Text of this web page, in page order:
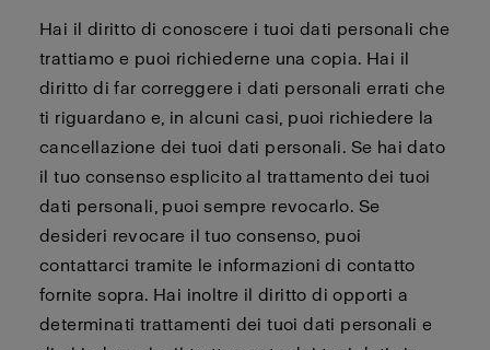
Hai il diritto di conoscere i tuoi dati personali che
trattiamo e puoi richiederne una copia. Hai il
diritto di far correggere i dati personali errati che
ti riguardano e, in alcuni casi, puoi richiedere la
cancellazione dei tuoi dati personali. Se hai dato
il tuo consenso esplicito al trattamento dei tuoi
dati personali, puoi sempre revocarlo. Se
desideri revocare il tuo consenso, puoi
contattarci tramite le informazioni di contatto
fornite sopra. Hai inoltre il diritto di opporti a
determinati trattamenti dei tuoi dati personali e